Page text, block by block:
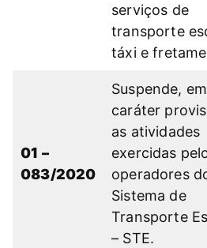
serviços de
transporte
táxi e
01 –
083/2020
Suspende, em
caráter
as atividades
exercidas
operadores
Sistema de
Transporte
– STE.